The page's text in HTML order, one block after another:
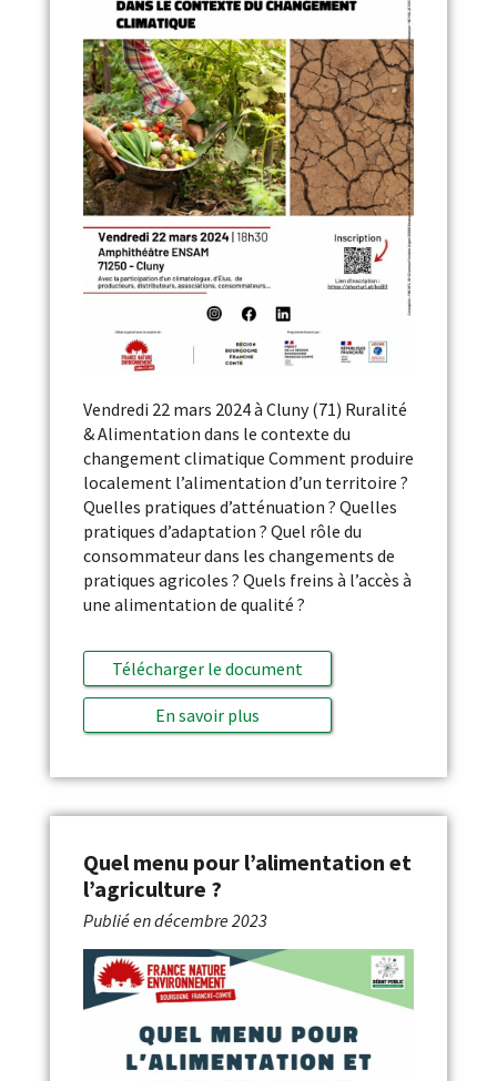
Vendredi 22 mars 2024 à Cluny (71) Ruralité
& Alimentation dans le contexte du
changement climatique Comment produire
localement l’alimentation d’un territoire ?
Quelles pratiques d’atténuation ? Quelles
pratiques d’adaptation ? Quel rôle du
consommateur dans les changements de
pratiques agricoles ? Quels freins à l’accès à
une alimentation de qualité ?
Télécharger le document
En savoir plus
Quel menu pour l’alimentation et
l’agriculture ?
Publié endécembre 2023